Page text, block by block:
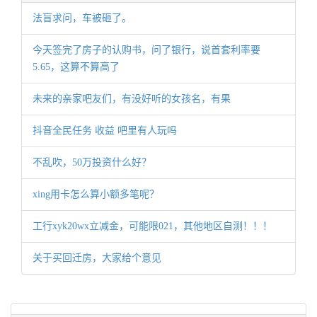
法盲求问，车被砸了。
今天签完了房子的认购书，问了银行，说首套利率要
5.65，这算不算高了
未来的亲家吧友们，有没好听的女孩名，有果
抖音全民任务 收益 吧里有人玩吗
不乱吹，50万投资什么好？
xing用卡怎么算小额多笔呢？
工行xyk20wx立减金，可能限021，其他地区自测！！！
关于买回迁房，大家给个意见